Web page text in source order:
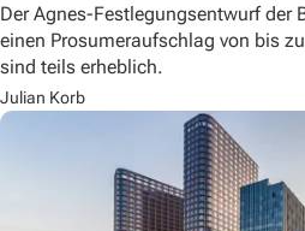
Der Agnes-Festlegungsentwurf der
einen Prosumeraufschlag von bis
sind teils erheblich.
Julian Korb